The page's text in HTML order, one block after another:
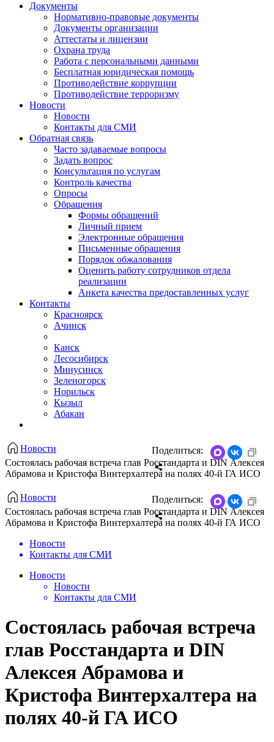
Документы
Нормативно-правовые документы
Документы организации
Аттестаты и лицензии
Охрана труда
Работа с персональными данными
Бесплатная юридическая помощь
Противодействие коррупции
Противодействие терроризму
Новости
Новости
Контакты для СМИ
Обратная связь
Часто задаваемые вопросы
Задать вопрос
Консультация по услугам
Контроль качества
Опросы
Обращения
Формы обращений
Личный прием
Электронные обращения
Письменные обращения
Порядок обжалования
Оценить работу сотрудников отдела
реализации
Анкета качества предоставленных услуг
Контакты
Красноярск
Ачинск
Канск
Лесосибирск
Минусинск
Зеленогорск
Норильск
Кызыл
Абакан
Новости
Состоялась рабочая встреча глав Росстандарта и DIN Алексея
Абрамова и Кристофа Винтерхалтера на полях 40-й ГА ИСО
Поделиться:
Новости
Состоялась рабочая встреча глав Росстандарта и DIN Алексея
Абрамова и Кристофа Винтерхалтера на полях 40-й ГА ИСО
Поделиться:
Новости
Контакты для СМИ
Новости
Новости
Контакты для СМИ
Состоялась рабочая встреча
глав Росстандарта и DIN
Алексея Абрамова и
Кристофа Винтерхалтера на
полях 40-й ГА ИСО